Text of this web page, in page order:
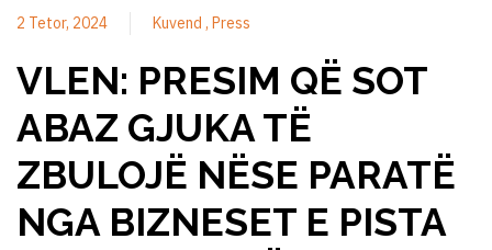
2 Tetor, 2024 Kuvend Press
VLEN: PRESIM QË SOT
ABAZ GJUKA TË
ZBULOJË NËSE PARATË
NGA BIZNESET E PISTA